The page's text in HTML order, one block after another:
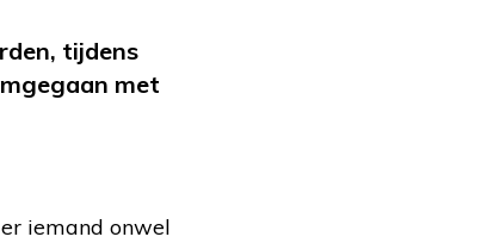
tijdens
met
iemand onwel